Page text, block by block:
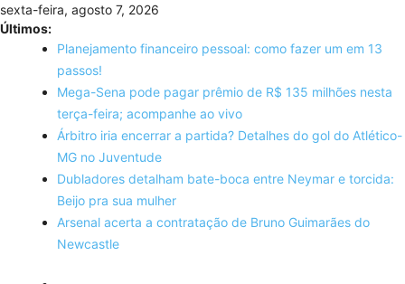
Skip
to
content
sexta-feira, agosto 7, 2026
Últimos:
Planejamento financeiro pessoal: como fazer um em 13
passos!
Mega-Sena pode pagar prêmio de R$ 135 milhões nesta
terça-feira; acompanhe ao vivo
Árbitro iria encerrar a partida? Detalhes do gol do Atlético-
MG no Juventude
Dubladores detalham bate-boca entre Neymar e torcida:
Beijo pra sua mulher
Arsenal acerta a contratação de Bruno Guimarães do
Newcastle